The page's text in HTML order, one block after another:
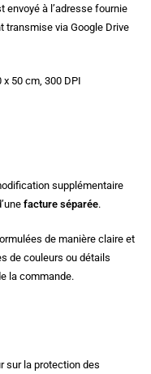
envoyé à l’adresse fournie
transmise via Google Drive
50 cm, 300 DPI
supplémentaire
facture séparée.
de manière claire et
de couleurs ou détails
la commande.
sur la protection des